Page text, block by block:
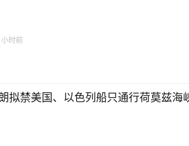
小时前
拟禁美国、以色列船只通行荷莫兹海